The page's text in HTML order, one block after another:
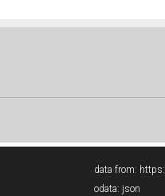
data from:
odata: json